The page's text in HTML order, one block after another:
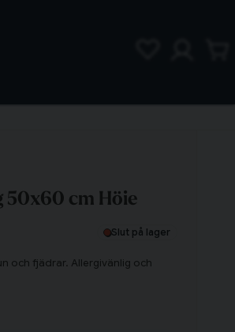
50x60 cm Höie
Slut på lager
och fjädrar. Allergivänlig och